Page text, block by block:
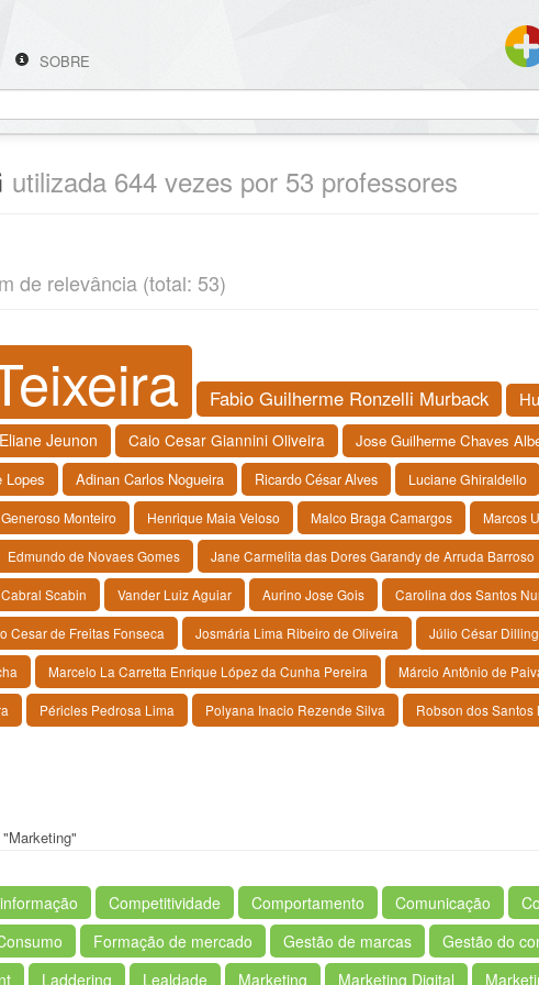
SOBRE
utilizada 644 vezes por 53 professores
de relevância (total: 53)
Fabio Guilherme Ronzelli Murback
Jeunon Caio Cesar Giannini Oliveira Jose Guilherme Chaves
Lopes Adinan Carlos Nogueira Ricardo César Alves Luciane Ghiraldello
Monteiro Henrique Maia Veloso Malco Braga Camargos Marcos
Edmundo de Novaes Gomes Jane Carmelita das Dores Garandy de Arruda Barroso
Scabin Vander Luiz Aguiar Aurino Jose Gois Carolina dos Santos
Cesar de Freitas Fonseca Josmária Lima Ribeiro de Oliveira Júlio César
Marcelo La Carretta Enrique López da Cunha Pereira Márcio Antônio de
Péricles Pedrosa Lima Polyana Inacio Rezende Silva Robson dos Santos
Competitividade Comportamento Comunicação
Formação de mercado Gestão de marcas Gestão do
Laddering Lealdade Marketing Marketing Digital